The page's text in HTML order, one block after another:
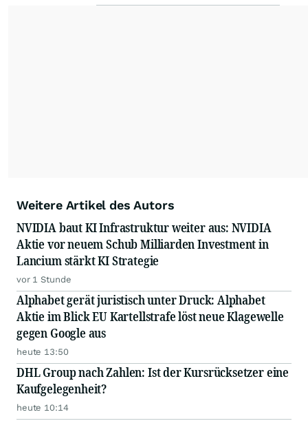
Weitere Artikel des Autors
NVIDIA baut KI Infrastruktur weiter aus: NVIDIA
Aktie vor neuem Schub Milliarden Investment in
Lancium stärkt KI Strategie
vor 1 Stunde
Alphabet gerät juristisch unter Druck: Alphabet
Aktie im Blick EU Kartellstrafe löst neue Klagewelle
gegen Google aus
heute 13:50
DHL Group nach Zahlen: Ist der Kursrücksetzer eine
Kaufgelegenheit?
heute 10:14